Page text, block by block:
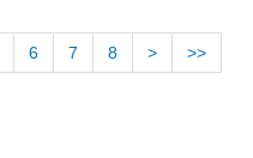
6 7 8 > >>